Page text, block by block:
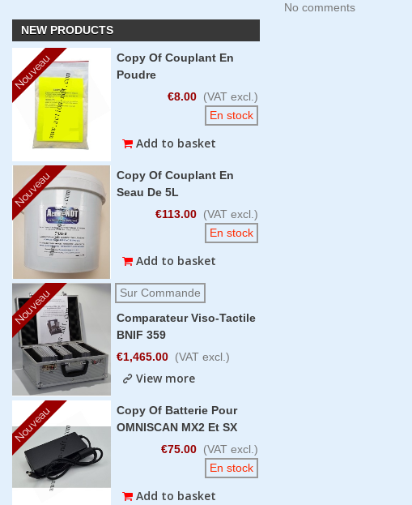
NEW PRODUCTS
Nouveau
Copy Of Couplant En
Poudre
€8.00 (VAT excl.)
En stock
Add to basket
Nouveau
Copy Of Couplant En
Seau De 5L
€113.00 (VAT excl.)
En stock
Add to basket
Nouveau
Sur Commande
Comparateur Viso-Tactile
BNIF 359
€1,465.00 (VAT excl.)
View more
Nouveau
Copy Of Batterie Pour
OMNISCAN MX2 Et SX
€75.00 (VAT excl.)
En stock
Add to basket
No comments